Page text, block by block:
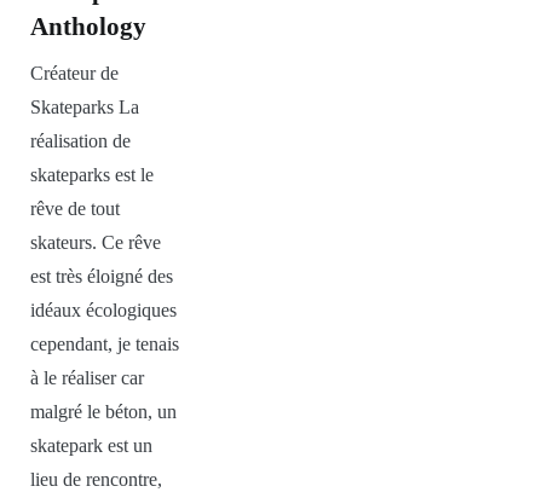
Anthology
Créateur de
Skateparks La
réalisation de
skateparks est le
rêve de tout
skateurs. Ce rêve
est très éloigné des
idéaux écologiques
cependant, je tenais
à le réaliser car
malgré le béton, un
skatepark est un
lieu de rencontre,